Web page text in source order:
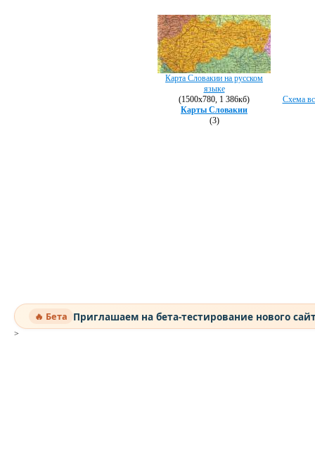
Карта Словакии на русском
языке
(1500х780, 1 386кб)
Карты Словакии
(3)
Схема
🔥 Бета Приглашаем на бета-тестирование нового
>